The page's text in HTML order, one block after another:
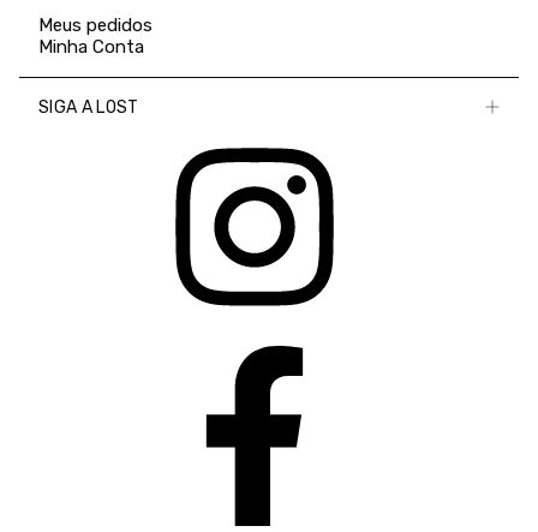
Meus pedidos
Minha Conta
SIGA A LOST